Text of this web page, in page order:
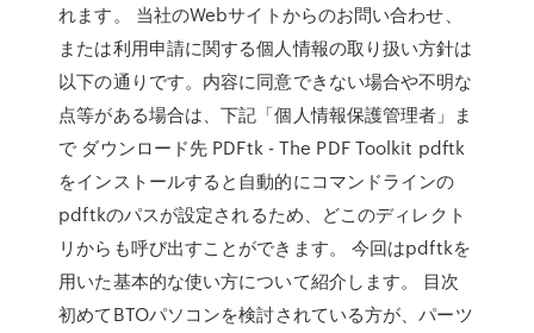
れます。 当社のWebサイトからのお問い合わせ、
または利用申請に関する個人情報の取り扱い方針は
以下の通りです。内容に同意できない場合や不明な
点等がある場合は、下記「個人情報保護管理者」ま
で ダウンロード先 PDFtk - The PDF Toolkit pdftk
をインストールすると自動的にコマンドラインの
pdftkのパスが設定されるため、どこのディレクト
リからも呼び出すことができます。 今回はpdftkを
用いた基本的な使い方について紹介します。 目次
初めてBTOパソコンを検討されている方が、パーツ